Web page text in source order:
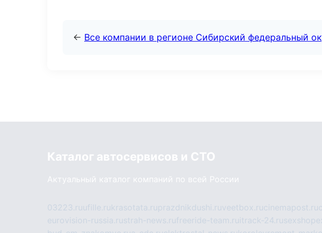
← Все компании в регионе Сибирский федеральный
Каталог автосервисов и СТО
Актуальный каталог компаний по всей России
03223.ruufille.rukrasotata.ruprazdnikdushi.ruveetbox.rucinemapost.ru
eurovision-russia.rustrah-news.rufreeride-team.ru itrack-24.ru